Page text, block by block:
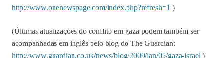
http://www.onenewspage.com/index.php?refresh=1 )
(Últimas atualizações do conflito em gaza podem também ser
acompanhadas em inglês pelo blog do The Guardian:
http://www.guardian.co.uk/news/blog/2009/jan/05/gaza-israel )